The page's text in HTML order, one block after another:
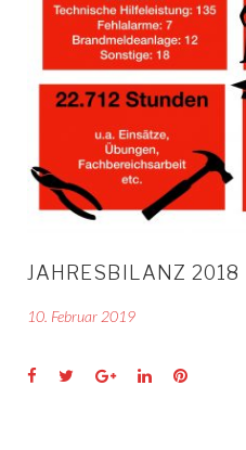
10.
FEBRUAR
2019
JAHRESBILANZ 2018
10. Februar 2019
Facebook
TwitterGoogle+LinkedInPinterest